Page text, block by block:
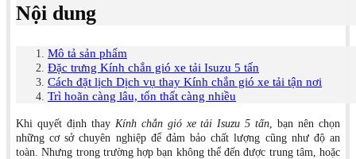
Nội dung
Mô tả sản phẩm
Đặc trưng Kính chắn gió xe tải Isuzu 5 tấn
Cách đặt lịch Dịch vụ thay Kính chắn gió xe tải tận nơi
Trì hoãn càng lâu, tổn thất càng nhiều
Khi quyết định thay Kính chắn gió xe tải Isuzu 5 tấn , bạn nên chọn
những cơ sở chuyên nghiệp để đảm bảo chất lượng cũng như độ an
toàn. Nhưng trong trường hợp bạn không thể đến được trung tâm, hoặc